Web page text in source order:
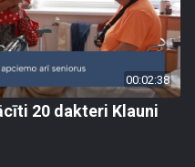
00:02:38
20 dakteri Klauni